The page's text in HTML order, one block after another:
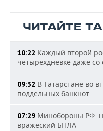
ЧИТАЙТЕ
10:22 Каждый второй
четырехдневке даже
09:32 В Татарстане во
поддельных банкнот
07:29 Минобороны РФ:
вражеский БПЛА